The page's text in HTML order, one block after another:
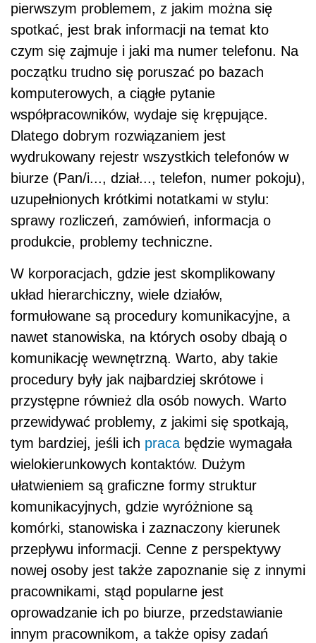
pierwszym problemem, z jakim można się
spotkać, jest brak informacji na temat kto
czym się zajmuje i jaki ma numer telefonu. Na
początku trudno się poruszać po bazach
komputerowych, a ciągłe pytanie
współpracowników, wydaje się krępujące.
Dlatego dobrym rozwiązaniem jest
wydrukowany rejestr wszystkich telefonów w
biurze (Pan/i..., dział..., telefon, numer pokoju),
uzupełnionych krótkimi notatkami w stylu:
sprawy rozliczeń, zamówień, informacja o
produkcie, problemy techniczne.
W korporacjach, gdzie jest skomplikowany
układ hierarchiczny, wiele działów,
formułowane są procedury komunikacyjne, a
nawet stanowiska, na których osoby dbają o
komunikację wewnętrzną. Warto, aby takie
procedury były jak najbardziej skrótowe i
przystępne również dla osób nowych. Warto
przewidywać problemy, z jakimi się spotkają,
tym bardziej, jeśli ich pracabędzie wymagała
wielokierunkowych kontaktów. Dużym
ułatwieniem są graficzne formy struktur
komunikacyjnych, gdzie wyróżnione są
komórki, stanowiska i zaznaczony kierunek
przepływu informacji. Cenne z perspektywy
nowej osoby jest także zapoznanie się z innymi
pracownikami, stąd popularne jest
oprowadzanie ich po biurze, przedstawianie
innym pracownikom, a także opisy zadań